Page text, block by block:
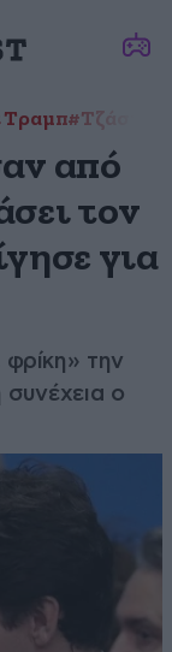
Τραμπ#Τζάστιν
από
τον
για
την
ο